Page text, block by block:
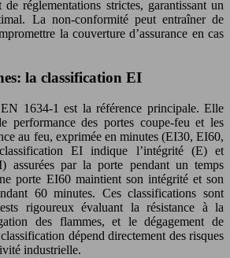
réglementations strictes, garantissant un
La non-conformité peut entraîner de
la couverture d’assurance en cas
la classification EI
1634-1 est la référence principale. Elle
performance des portes coupe-feu et les
au feu, exprimée en minutes (EI30, EI60,
EI indique l’intégrité (E) et
assurées par la porte pendant un temps
porte EI60 maintient son intégrité et son
60 minutes. Ces classifications sont
rigoureux évaluant la résistance à la
des flammes, et le dégagement de
dépend directement des risques
industrielle.